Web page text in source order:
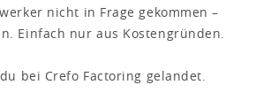
nicht in Frage gekommen –
Einfach nur aus Kostengründen.
bei Crefo Factoring gelandet.